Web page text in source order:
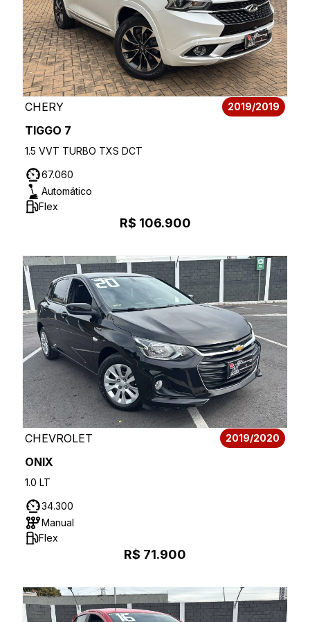
CHERY 2019/2019
TIGGO 7
1.5 VVT TURBO TXS DCT
67.060
Automático
Flex
R$ 106.900
CHEVROLET 2019/2020
ONIX
1.0 LT
34.300
Manual
Flex
R$ 71.900